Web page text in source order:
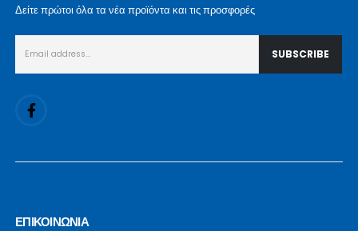
Δείτε πρώτοι όλα τα νέα προϊόντα και τις προσφορές
ΕΠΙΚΟΙΝΩΝΙΑ